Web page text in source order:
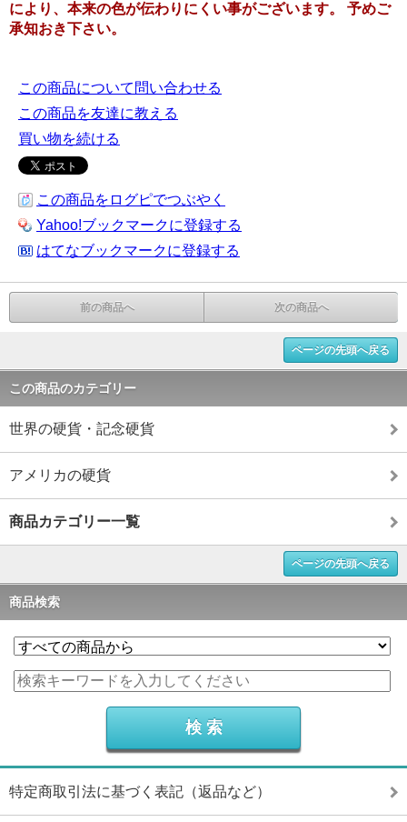
により、本来の色が伝わりにくい事がございます。 予めご
承知おき下さい。
この商品について問い合わせる
この商品を友達に教える
買い物を続ける
この商品をログピでつぶやく
Yahoo!ブックマークに登録する
はてなブックマークに登録する
前の商品へ 次の商品へ
ページの先頭へ戻る
この商品のカテゴリー
世界の硬貨・記念硬貨
アメリカの硬貨
商品カテゴリー一覧
ページの先頭へ戻る
商品検索
特定商取引法に基づく表記（返品など）